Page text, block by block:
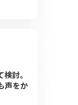
討。
声をか